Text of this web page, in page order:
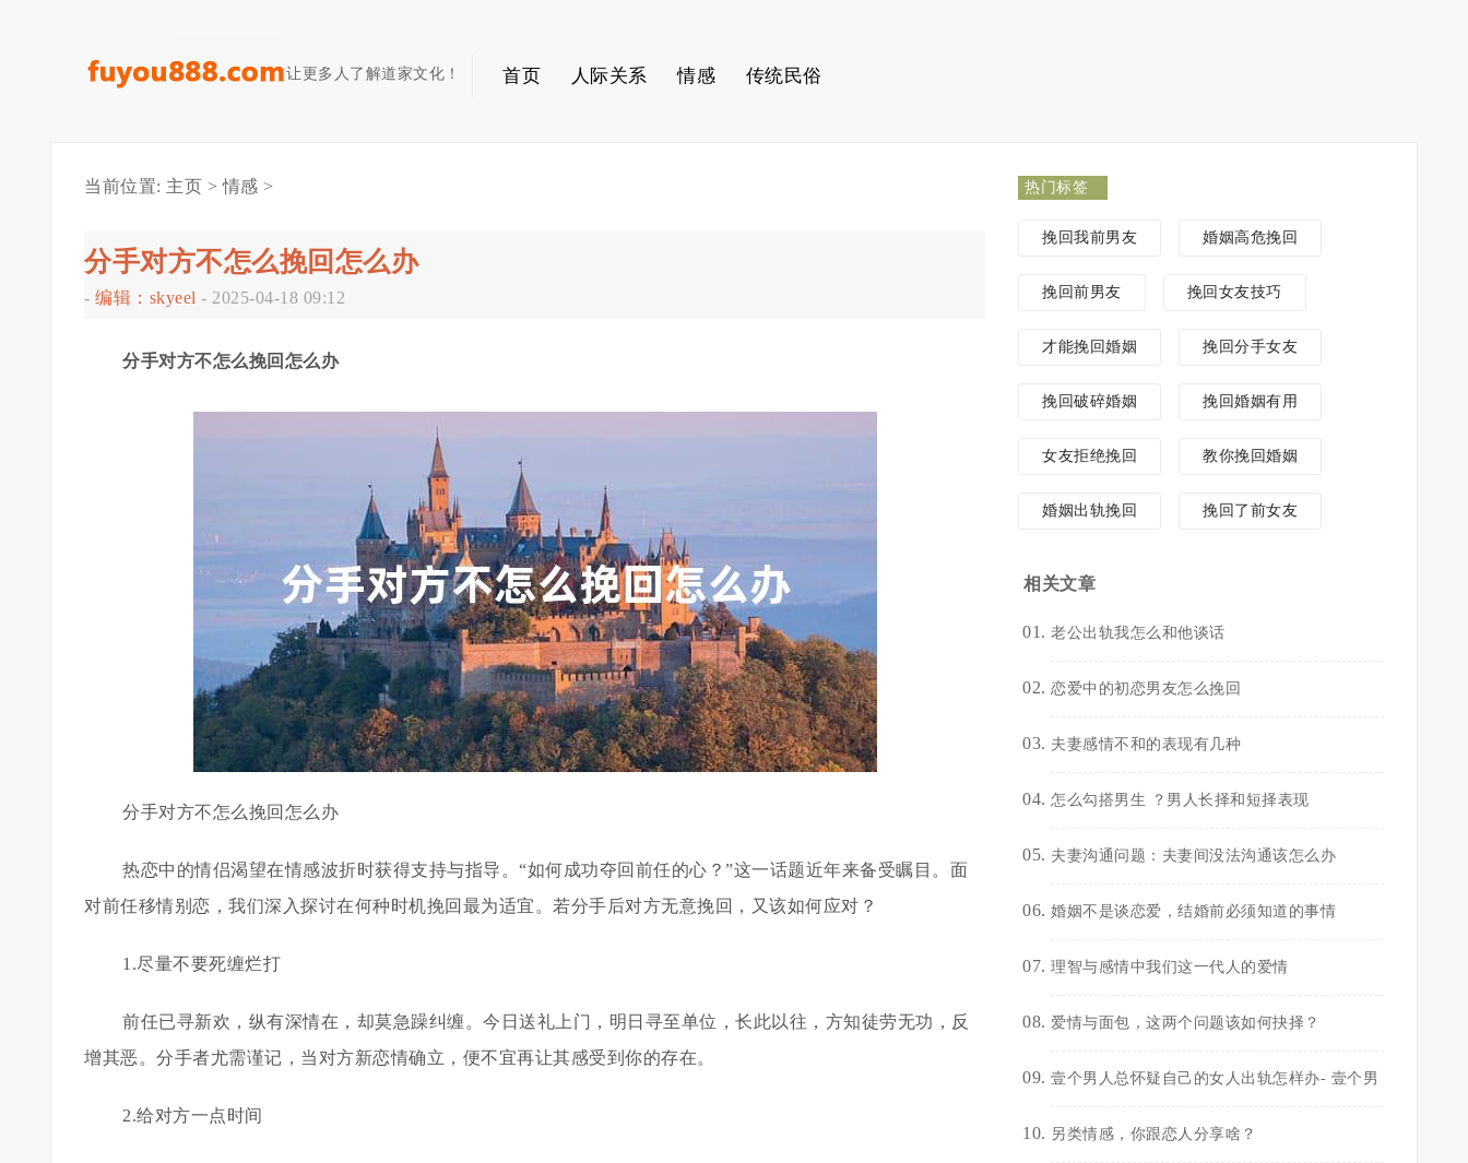
让更多人了解道家文化！ 首页 人际关系 情感 传统民俗
当前位置: 主页 >情感 >
分手对方不怎么挽回怎么办
- 编辑：skyeel - 2025-04-18 09:12
分手对方不怎么挽回怎么办
分手对方不怎么挽回怎么办
热恋中的情侣渴望在情感波折时获得支持与指导。“如何成功夺回前任的心？”这一话题近年来备受瞩目。面
对前任移情别恋，我们深入探讨在何种时机挽回最为适宜。若分手后对方无意挽回，又该如何应对？
1.尽量不要死缠烂打
前任已寻新欢，纵有深情在，却莫急躁纠缠。今日送礼上门，明日寻至单位，长此以往，方知徒劳无功，反
增其恶。分手者尤需谨记，当对方新恋情确立，便不宜再让其感受到你的存在。
2.给对方一点时间
热门标签
挽回我前男友 婚姻高危挽回
挽回前男友 挽回女友技巧
才能挽回婚姻 挽回分手女友
挽回破碎婚姻 挽回婚姻有用
女友拒绝挽回 教你挽回婚姻
婚姻出轨挽回 挽回了前女友
相关文章
老公出轨我怎么和他谈话
恋爱中的初恋男友怎么挽回
夫妻感情不和的表现有几种
怎么勾搭男生 ？男人长择和短择表现
夫妻沟通问题：夫妻间没法沟通该怎么办
婚姻不是谈恋爱，结婚前必须知道的事情
理智与感情中我们这一代人的爱情
爱情与面包，这两个问题该如何抉择？
壹个男人总怀疑自己的女人出轨怎样办- 壹个男
另类情感，你跟恋人分享啥？